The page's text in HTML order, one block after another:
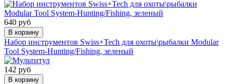
640 руб
В корзину
Набор инструментов Swiss+Tech для охоты\рыбалки Modular
Tool System-Hunting/Fishing, зеленый
142 руб
В корзину